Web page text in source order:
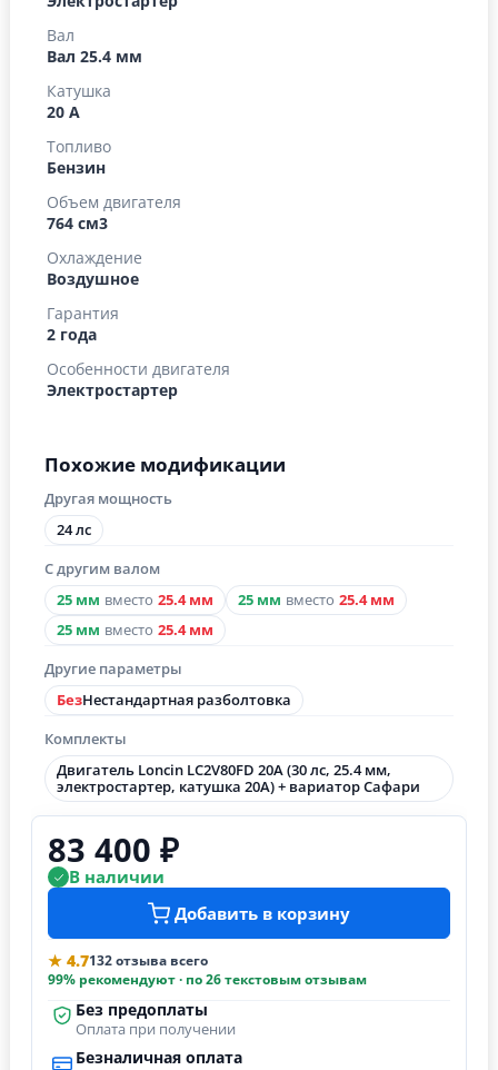
Похожие модификации
Другая мощность
24 лс
С другим валом
25 мм вместо 25.4 мм 25 мм вместо 25.4 мм
25 мм вместо 25.4 мм
Другие параметры
БезНестандартная разболтовка
Комплекты
Двигатель Loncin LC2V80FD 20А (30 лс, 25.4 мм,
электростартер, катушка 20А) + вариатор Сафари
Вал
Вал 25.4 мм
Катушка
20 А
Топливо
Бензин
Объем двигателя
764 см3
Охлаждение
Воздушное
Гарантия
2 года
Особенности двигателя
Электростартер
83 400 ₽
В наличии
Добавить в корзину
★ 4.7132 отзыва всего
99% рекомендуют · по 26 текстовым отзывам
Без предоплаты
Оплата при получении
Безналичная оплата